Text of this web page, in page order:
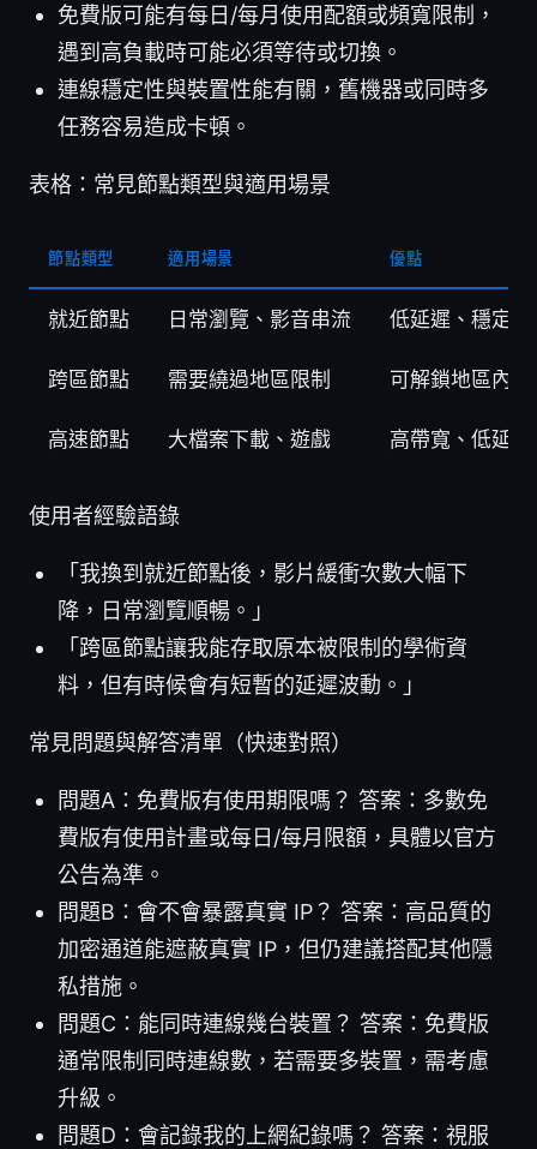
免費版可能有每日/每月使用配額或頻寬限制，
遇到高負載時可能必須等待或切換。
連線穩定性與裝置性能有關，舊機器或同時多
任務容易造成卡頓。
表格：常見節點類型與適用場景
節點類型 適用場景 優點
就近節點 日常瀏覽、影音串流 低延遲、穩定
跨區節點 需要繞過地區限制 可解鎖地區內容
高速節點 大檔案下載、遊戲 高帶寬、低延遲
使用者經驗語錄
「我換到就近節點後，影片緩衝次數大幅下
降，日常瀏覽順暢。」
「跨區節點讓我能存取原本被限制的學術資
料，但有時候會有短暫的延遲波動。」
常見問題與解答清單（快速對照）
問題A：免費版有使用期限嗎？ 答案：多數免
費版有使用計畫或每日/每月限額，具體以官方
公告為準。
問題B：會不會暴露真實 IP？ 答案：高品質的
加密通道能遮蔽真實 IP，但仍建議搭配其他隱
私措施。
問題C：能同時連線幾台裝置？ 答案：免費版
通常限制同時連線數，若需要多裝置，需考慮
升級。
問題D：會記錄我的上網紀錄嗎？ 答案：視服